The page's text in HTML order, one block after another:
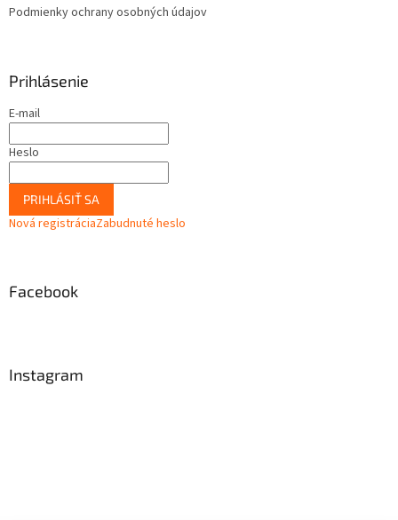
Podmienky ochrany osobných údajov
Prihlásenie
E-mail
Heslo
PRIHLÁSIŤ SA
Nová registráciaZabudnuté heslo
Facebook
Instagram